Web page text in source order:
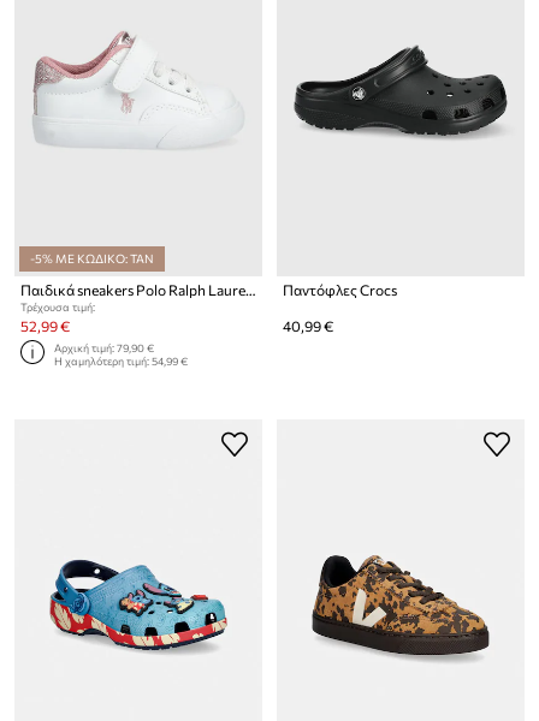
-5% ΜΕ ΚΩΔΙΚΟ: TAN
Παιδικά sneakers Polo Ralph Lauren
Τρέχουσα τιμή:
52,99 €
Αρχική τιμή:79,90 €
Η χαμηλότερη τιμή:54,99 €
Παντόφλες Crocs
40,99 €